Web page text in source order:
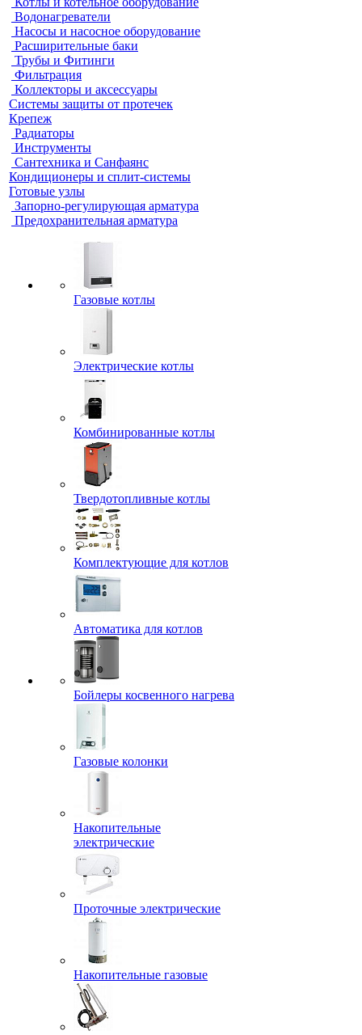
Водонагреватели
Насосы и насосное оборудование
Расширительные баки
Трубы и Фитинги
Фильтрация
Коллекторы и аксессуары
Системы защиты от протечек
Крепеж
Радиаторы
Инструменты
Сантехника и Санфаянс
Кондиционеры и сплит-системы
Готовые узлы
Запорно-регулирующая арматура
Предохранительная арматура
Газовые котлы
Электрические котлы
Комбинированные котлы
Твердотопливные котлы
Комплектующие для котлов
Автоматика для котлов
Бойлеры косвенного нагрева
Газовые колонки
Накопительные
электрические
Проточные электрические
Накопительные газовые